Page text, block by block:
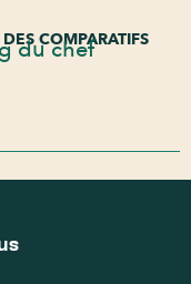
COMPARATIFS
du chef